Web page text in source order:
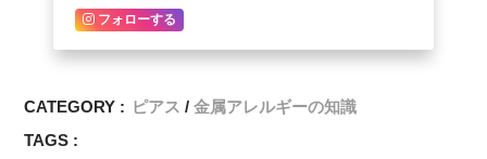
フォローする
CATEGORY : ピアス
金属アレルギーの知識
TAGS :